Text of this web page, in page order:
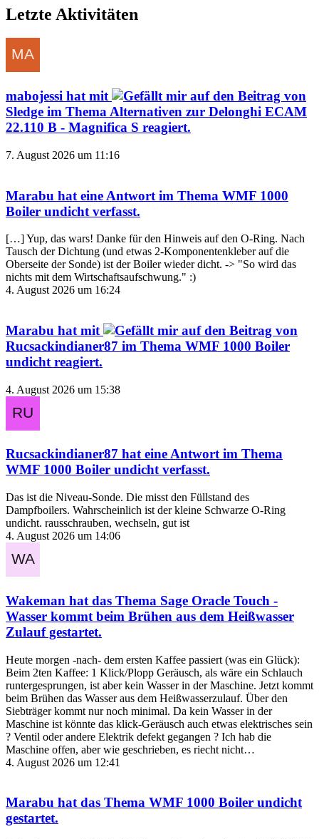
Letzte Aktivitäten
mabojessi hat mit
auf den Beitrag von
Sledge im Thema Alternativen zur Delonghi ECAM
22.110 B - Magnifica S reagiert.
7. August 2026 um 11:16
Marabu hat eine Antwort im Thema WMF 1000
Boiler undicht verfasst.
[…] Yup, das wars! Danke für den Hinweis auf den O-Ring. Nach
Tausch der Dichtung (und etwas 2-Komponentenkleber auf die
Oberseite der Sonde) ist der Boiler wieder dicht. -> "So wird das
nichts mit dem Wirtschaftsaufschwung." :)
4. August 2026 um 16:24
Marabu hat mit
auf den Beitrag von
Rucsackindianer87 im Thema WMF 1000 Boiler
undicht reagiert.
4. August 2026 um 15:38
Rucsackindianer87 hat eine Antwort im Thema
WMF 1000 Boiler undichtverfasst.
Das ist die Niveau-Sonde. Die misst den Füllstand des
Dampfboilers. Wahrscheinlich ist der kleine Schwarze O-Ring
undicht. rausschrauben, wechseln, gut ist
4. August 2026 um 14:06
Wakeman hat das Thema Sage Oracle Touch -
Wasser kommt beim Brühen aus dem Heißwasser
Zulaufgestartet.
Heute morgen -nach- dem ersten Kaffee passiert (was ein Glück):
Beim 2ten Kaffee: 1 Klick/Plopp Geräusch, als wäre ein Schlauch
runtergesprungen, ist aber kein Wasser in der Maschine. Jetzt kommt
beim Brühen das Wasser aus dem Heißwasserzulauf. Über den
Siebträger kommt nur noch minimal. Da kein Wasser in der
Maschine ist könnte das klick-Geräusch auch etwas elektrisches sein
? Ventil oder andere Elektrik defekt gegangen ? Ich hab die
Maschine offen, aber wie geschrieben, es riecht nicht…
4. August 2026 um 12:41
Marabu hat das Thema WMF 1000 Boiler undicht
gestartet.